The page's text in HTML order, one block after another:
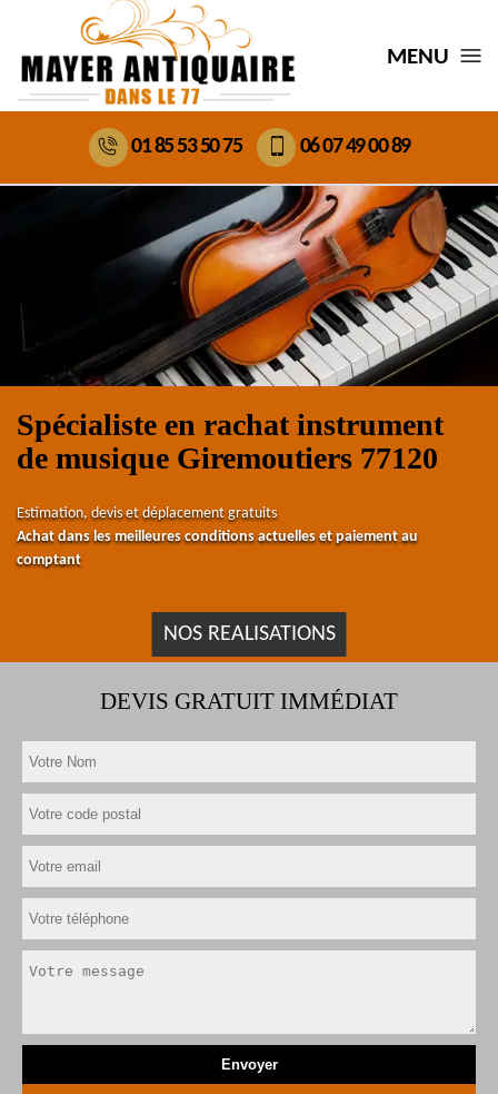
MENU
01 85 53 50 75 06 07 49 00 89
Spécialiste en rachat instrument
de musique Giremoutiers 77120
Estimation, devis et déplacement gratuits
Achat dans les meilleures conditions actuelles et paiement au
comptant
NOS REALISATIONS
DEVIS GRATUIT IMMÉDIAT